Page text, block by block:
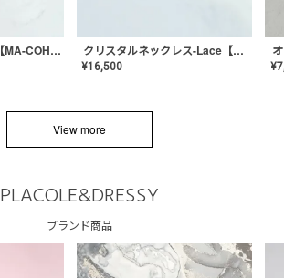
クリスタルクラウン【MA-COHD-01】韓国風クラウン/ウェディングクラウン/ティアラ クリスタルネックレス-Lace【MA-CONL-02】
¥16,500 ¥
View more
PLACOLE&DRESSY
ブランド商品